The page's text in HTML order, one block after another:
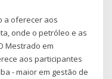
a oferecer aos
onde o petróleo e as
Mestrado em
aos participantes
- maior em gestão de